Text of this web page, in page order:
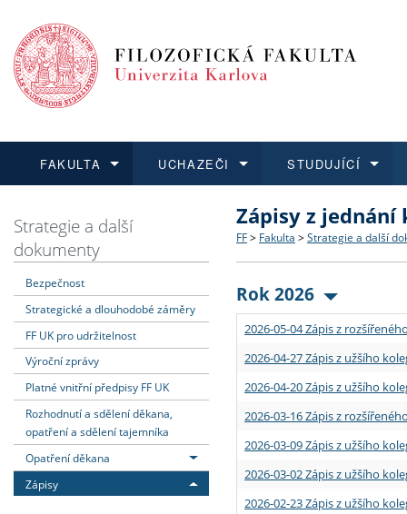
FAKULTA
Dozvědět se více
Struktura a historie
Strategie a další
Podpora a benefity pro
Absolventi fakulty
UCHAZEČI
Podat přihlášku
Co studovat a jak se
Učitelské studijní
Informace k průběhu
STUDUJÍCÍ
Dozvědět se více
Bakalářské a magisterské
Doktorské studium
Rigorózní řízení
Dozvědět se více
O vědě a výzkumu na FF
Akademické kvalifikace
Granty a projekty
Dozvědět se více
Aktuální nabídky a
Vyjíždějící studenti
Přijíždějící studenti
Vyjíždějící zaměstnanci
Strategie a další
dokumenty
Bezpečnost
Strategické a dlouhodobé záměry
FF UK pro udržitelnost
Výroční zprávy
Platné vnitřní předpisy FF UK
Rozhodnutí a sdělení děkana,
opatření a sdělení tajemníka
Opatření děkana
Zápisy
Zápisy z jednání
FF > Fakulta > Strategie a další
Rok 2026
2026-05-04 Zápis z
2026-04-27 Zápis z užšího
2026-04-20 Zápis z užšího
2026-03-16 Zápis z
2026-03-09 Zápis z užšího
2026-03-02 Zápis z užšího
2026-02-23 Zápis z užšího